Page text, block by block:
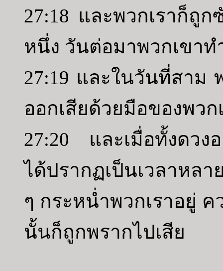
27:18 และพวกเราก็ถู
หนึ่ง วันต่อมาพวกเขาท
27:19 และในวันที่สาม
ออกเสียด้วยมือของพวก
27:20 และเมื่อทั้งดวง
ได้ปรากฏเป็นเวลาหล
ๆ กระหน่ำพวกเราอยู่
นั้นก็ถูกพรากไปเสีย